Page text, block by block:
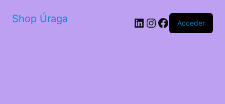
Shop Úraga LinkedIn
Instagram
Facebook
Acceder